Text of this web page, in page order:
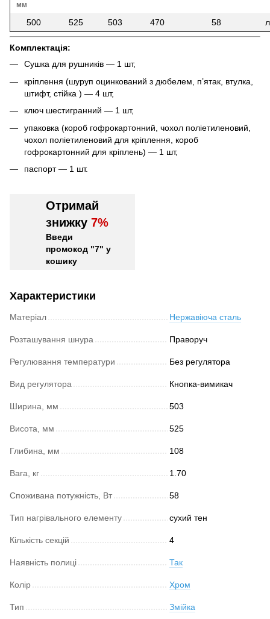
мм
500 525 503 470 58
Комплектація:
Сушка для рушників — 1 шт,
кріплення (шуруп оцинкований з дюбелем, п’ятак, втулка,
штифт, стійка ) — 4 шт,
ключ шестигранний — 1 шт,
упаковка (короб гофрокартонний, чохол поліетиленовий,
чохол поліетиленовий для кріплення, короб
гофрокартонний для кріплень) — 1 шт,
паспорт — 1 шт.
Отримай
знижку 7%
Введи
промокод "7" у
кошику
Характеристики
Матеріал Нержавіюча сталь
Розташування шнура Праворуч
Регулювання температури Без регулятора
Вид регулятора Кнопка-вимикач
Ширина, мм 503
Висота, мм 525
Глибина, мм 108
Вага, кг 1.70
Споживана потужність, Вт 58
Тип нагрівального елементу сухий тен
Кількість секцій 4
Наявність полиці Так
Колір Хром
Тип Змійка